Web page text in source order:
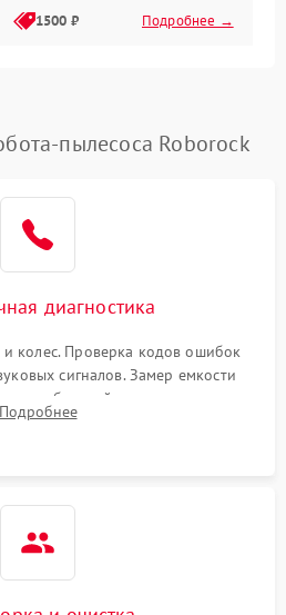
1500 ₽ Подробнее →
пылесоса Roborock
диагностика
колес. Проверка кодов ошибок
сигналов. Замер емкости
базовой станции зарядки.
и датчиков падения для
Подробнее